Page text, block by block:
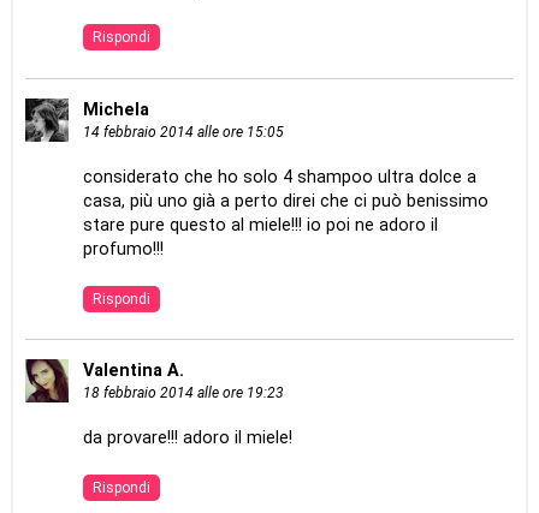
Rispondi
Michela
14 febbraio 2014 alle ore 15:05
considerato che ho solo 4 shampoo ultra dolce a
casa, più uno già a perto direi che ci può benissimo
stare pure questo al miele!!! io poi ne adoro il
profumo!!!
Rispondi
Valentina A.
18 febbraio 2014 alle ore 19:23
da provare!!! adoro il miele!
Rispondi